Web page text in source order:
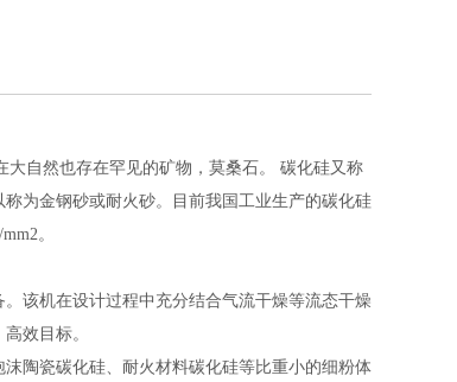
自然也存在罕见的矿物，莫桑石。 碳化硅又称
为金钢砂或耐火砂。目前我国工业生产的碳化硅
。
该机在设计过程中充分结合气流干燥等流态干燥
效目标。
陶瓷碳化硅、耐火材料碳化硅等比重小的细粉体